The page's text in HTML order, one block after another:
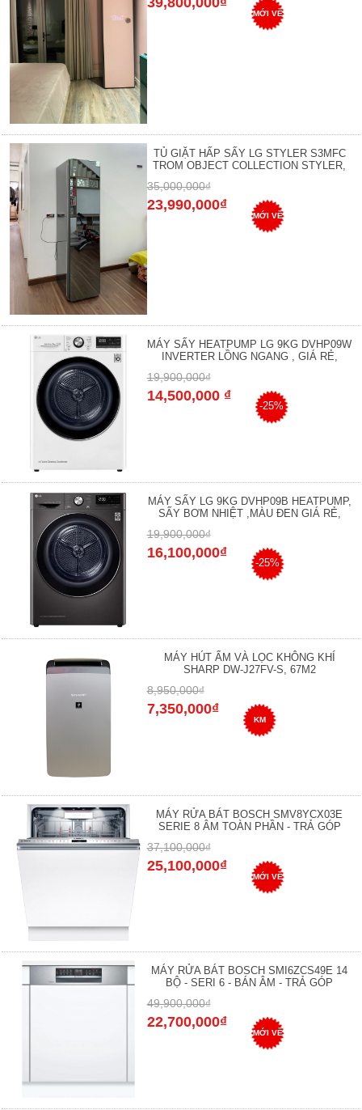
MỚI VỀ
TỦ GIẶT HẤP SẤY LG STYLER S3MFC
TROM OBJECT COLLECTION STYLER,
35,000,000₫
23,990,000₫
MỚI VỀ
MÁY SẤY HEATPUMP LG 9KG DVHP09W
INVERTER LỒNG NGANG , GIÁ RẺ,
19,900,000₫
14,500,000 ₫
-25%
MÁY SẤY LG 9KG DVHP09B HEATPUMP,
SẤY BƠM NHIỆT ,MÀU ĐEN GIÁ RẺ,
19,900,000₫
16,100,000₫
-25%
MÁY HÚT ẨM VÀ LỌC KHÔNG KHÍ
SHARP DW-J27FV-S, 67M2
8,950,000₫
7,350,000₫
KM
MÁY RỬA BÁT BOSCH SMV8YCX03E
SERIE 8 ÂM TOÀN PHẦN - TRẢ GÓP
37,100,000₫
25,100,000₫
MỚI VỀ
MÁY RỬA BÁT BOSCH SMI6ZCS49E 14
BỘ - SERI 6 - BÁN ÂM - TRẢ GÓP
49,900,000₫
22,700,000₫
MỚI VỀ